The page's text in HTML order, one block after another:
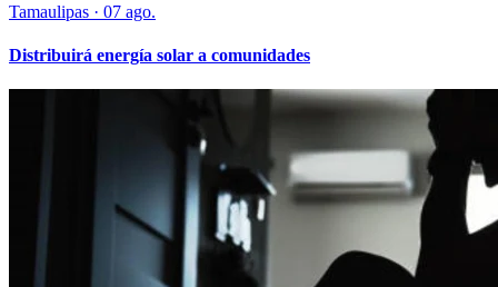
Tamaulipas · 07 ago.
Distribuirá energía solar a comunidades